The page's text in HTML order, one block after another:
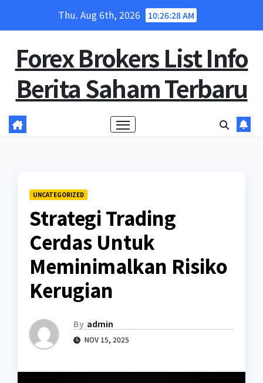
Thu. Aug 6th, 2026 10:26:29 AM
Forex Brokers List Info
Berita Saham Terbaru
UNCATEGORIZED
Strategi Trading
Cerdas Untuk
Meminimalkan Risiko
Kerugian
By admin
NOV 15, 2025